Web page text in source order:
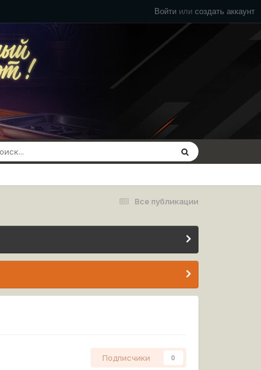
Войти или создать аккаунт
Все публикации
Подписчики 0